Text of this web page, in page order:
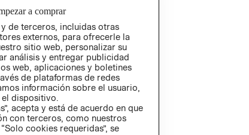
a comprar
de terceros, incluidas otras
externos, para ofrecerle la
sitio web, personalizar su
análisis y entregar publicidad
web, aplicaciones y boletines
de plataformas de redes
información sobre el usuario,
dispositivo.
acepta y está de acuerdo en que
con terceros, como nuestros
cookies requeridas”, se